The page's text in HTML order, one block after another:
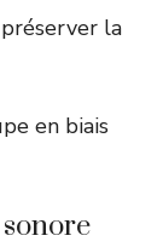
la
en biais